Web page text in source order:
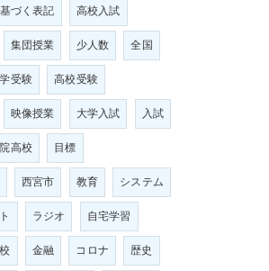
づく表記
高校入試
集団授業 少人数
全国
受験
高校受験
映像授業 大学入試
入試
高校
目標
西宮市 教育
システム
ラジオ
自宅学習
金融 コロナ
歴史